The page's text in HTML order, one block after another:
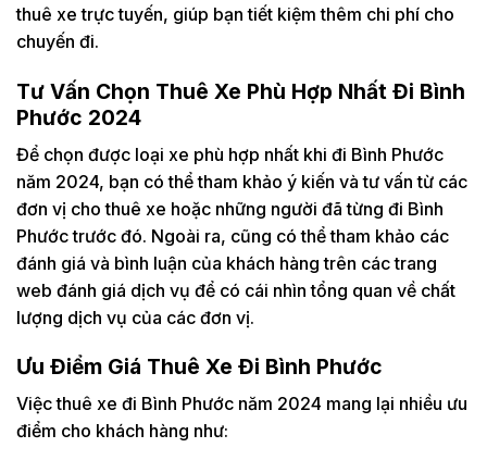
thuê xe trực tuyến, giúp bạn tiết kiệm thêm chi phí cho
chuyến đi.
Tư Vấn Chọn Thuê Xe Phù Hợp Nhất Đi Bình
Phước 2024
Để chọn được loại xe phù hợp nhất khi đi Bình Phước
năm 2024, bạn có thể tham khảo ý kiến và tư vấn từ các
đơn vị cho thuê xe hoặc những người đã từng đi Bình
Phước trước đó. Ngoài ra, cũng có thể tham khảo các
đánh giá và bình luận của khách hàng trên các trang
web đánh giá dịch vụ để có cái nhìn tổng quan về chất
lượng dịch vụ của các đơn vị.
Ưu Điểm Giá Thuê Xe Đi Bình Phước
Việc thuê xe đi Bình Phước năm 2024 mang lại nhiều ưu
điểm cho khách hàng như: